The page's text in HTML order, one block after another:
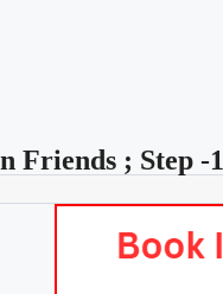
Friends ; Step -1